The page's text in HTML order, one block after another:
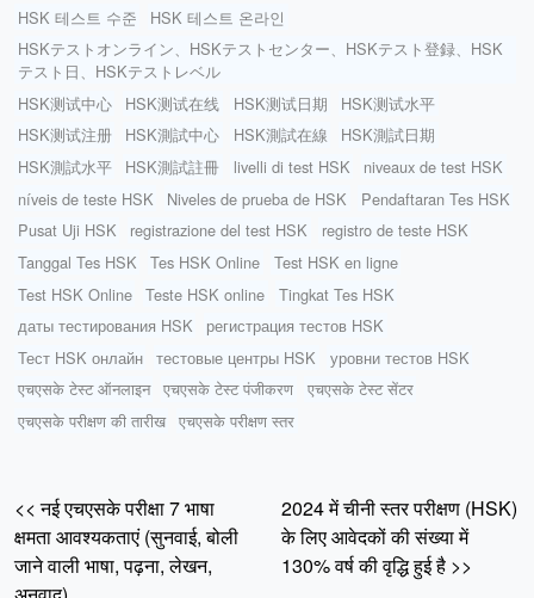
HSK 테스트 수준
HSK 테스트 온라인
HSKテストオンライン、HSKテストセンター、HSKテスト登録、HSK
テスト日、HSKテストレベル
HSK测试中心
HSK测试在线 HSK测试日期
HSK测试水平
HSK测试注册
HSK測試中心 HSK測試在線
HSK測試日期
HSK測試水平
HSK測試註冊 livelli di test HSK
niveaux de test HSK
níveis de teste HSK
Niveles de prueba de HSK
Pendaftaran Tes HSK
Pusat Uji HSK
registrazione del test HSK
registro de teste HSK
Tanggal Tes HSK
Tes HSK Online
Test HSK en ligne
Test HSK Online
Teste HSK online
Tingkat Tes HSK
даты тестирования HSK
регистрация тестов HSK
Тест HSK онлайн
тестовые центры HSK
уровни тестов HSK
एचएसके टेस्ट ऑनलाइन
एचएसके टेस्ट पंजीकरण
एचएसके टेस्ट सेंटर
एचएसके परीक्षण की तारीख
एचएसके परीक्षण स्तर
<< नई एचएसके परीक्षा 7 भाषा
क्षमता आवश्यकताएं (सुनवाई, बोली
जाने वाली भाषा, पढ़ना, लेखन,
2024 में चीनी स्तर परीक्षण (HSK)
के लिए आवेदकों की संख्या में
130% वर्ष की वृद्धि हुई है >>